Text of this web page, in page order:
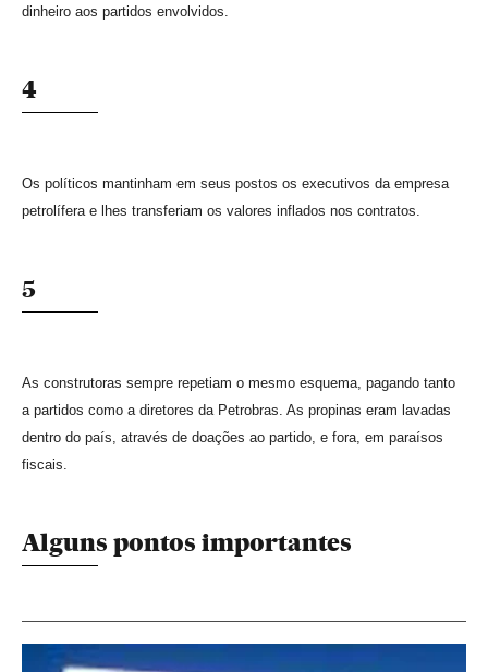
dinheiro aos partidos envolvidos.
4
Os políticos mantinham em seus postos os executivos da empresa
petrolífera e lhes transferiam os valores inflados nos contratos.
5
As construtoras sempre repetiam o mesmo esquema, pagando tanto
a partidos como a diretores da Petrobras. As propinas eram lavadas
dentro do país, através de doações ao partido, e fora, em paraísos
fiscais.
Alguns pontos importantes